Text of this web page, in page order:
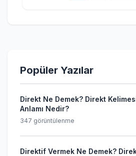
Popüler Yazılar
Direkt Ne Demek? Direkt
Anlamı Nedir?
347 görüntülenme
Direktif Vermek Ne Demek?